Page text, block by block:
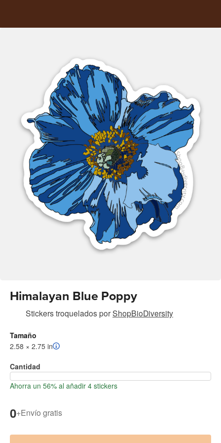
Himalayan Blue Poppy
Stickers troqueladosporShopBioDiversity
Tamaño
2.58 × 2.75 in
Cantidad
Ahorra un 56% al añadir 4 stickers
0+Envío gratis